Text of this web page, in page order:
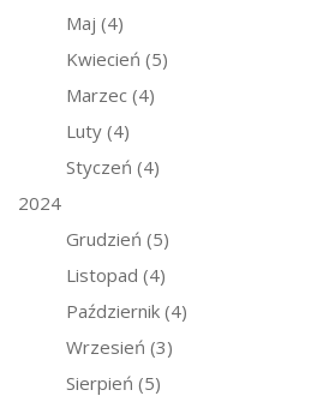
Maj (4)
Kwiecień (5)
Marzec (4)
Luty (4)
Styczeń (4)
2024
Grudzień (5)
Listopad (4)
Październik (4)
Wrzesień (3)
Sierpień (5)